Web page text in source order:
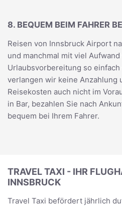
8. BEQUEM BEIM FAHRER
Reisen von Innsbruck Airport
und manchmal mit viel
Urlaubsvorbereitung so
verlangen wir keine Anzahlung
Reisekosten auch nicht im
in Bar, bezahlen Sie nach
bequem bei Ihrem Fahrer.
TRAVEL TAXI - IHR
INNSBRUCK
Travel Taxi befördert jährlich